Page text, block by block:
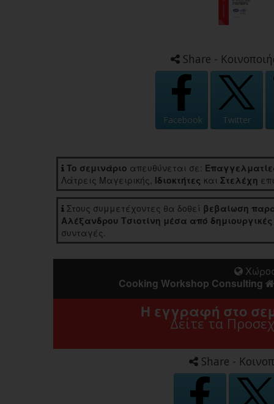
Share -
Facebook Twitter
To σεμινάριο απευθύνεται σε:
Λάτρεις Μαγειρικής, Ιδιοκτήτες και Στελέχη
Στους συμμετέχοντες θα δοθεί βεβαίωση
Αλέξανδρου Τσιοτίνη μέσα από δημιουργικές
συνταγές.
Cooking Workshop Consulting
Η εγγραφή στο
Δείτε τα
Share -